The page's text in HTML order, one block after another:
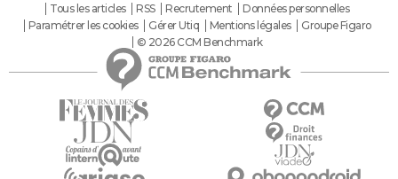
Tous les articles
RSS Recrutement
Données personnelles
Paramétrer les cookies
Gérer Utiq Mentions légales
Groupe Figaro
© 2026 CCM Benchmark